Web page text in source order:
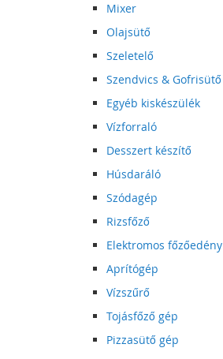
Mixer
Olajsütő
Szeletelő
Szendvics & Gofrisütő
Egyéb kiskészülék
Vízforraló
Desszert készítő
Húsdaráló
Szódagép
Rizsfőző
Elektromos főzőedény
Aprítógép
Vízszűrő
Tojásfőző gép
Pizzasütő gép